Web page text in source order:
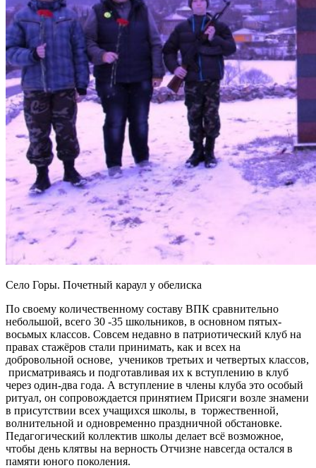
Село Горы. Почетный караул у обелиска
По своему количественному составу ВПК сравнительно
небольшой, всего 30 -35 школьников, в основном пятых-
восьмых классов. Совсем недавно в патриотический клуб на
правах стажёров стали принимать, как и всех на
добровольной основе, учеников третьих и четвертых классов,
присматриваясь и подготавливая их к вступлению в клуб
через один-два года. А вступление в члены клуба это особый
ритуал, он сопровождается принятием Присяги возле знамени
в присутствии всех учащихся школы, в торжественной,
волнительной и одновременно праздничной обстановке.
Педагогический коллектив школы делает всё возможное,
чтобы день клятвы на верность Отчизне навсегда остался в
памяти юного поколения.